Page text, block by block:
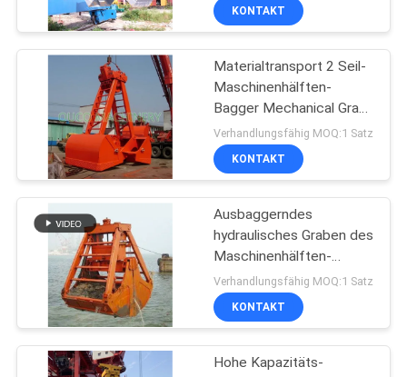
KONTAKT
Materialtransport 2 Seil-
Maschinenhälften-
Bagger Mechanical Grab
Bucket
Verhandlungsfähig MOQ:1 Satz
KONTAKT
Ausbaggerndes
hydraulisches Graben des
Maschinenhälften-
mechanisches Greifer-
2peels
Verhandlungsfähig MOQ:1 Satz
KONTAKT
Hohe Kapazitäts-